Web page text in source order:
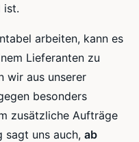
ist.
arbeiten, kann es
Lieferanten zu
wir aus unserer
besonders
zusätzliche Aufträge
sagt uns auch, ab